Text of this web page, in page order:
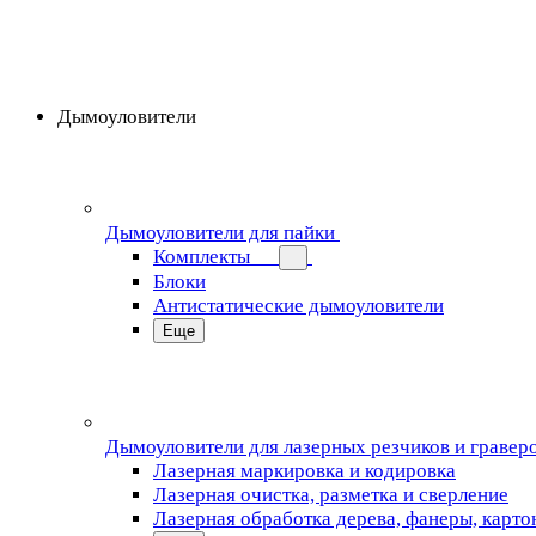
Дымоуловители
Дымоуловители для пайки
Комплекты
Блоки
Антистатические дымоуловители
Еще
Дымоуловители для лазерных резчиков и
Лазерная маркировка и кодировка
Лазерная очистка, разметка и сверление
Лазерная обработка дерева, фанеры,